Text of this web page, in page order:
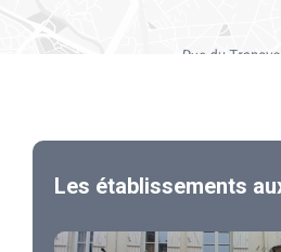
Les établissements